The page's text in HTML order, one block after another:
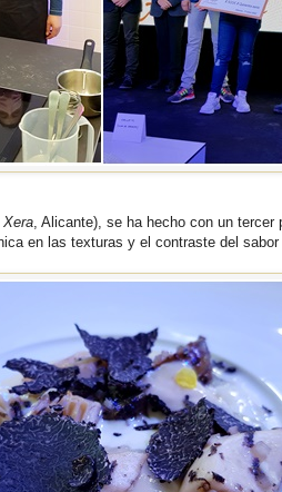
Xera, Alicante), se ha hecho con un tercer
en las texturas y el contraste del sabor